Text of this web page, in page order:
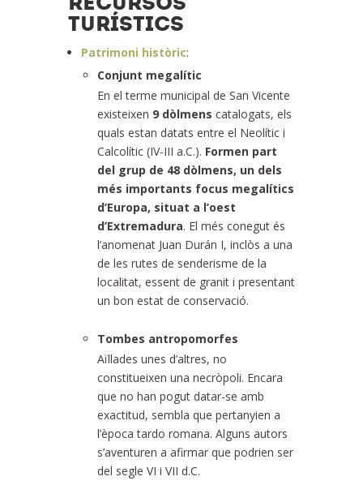
TURÍSTICS
Patrimoni històric:
Conjunt megalític
En el terme municipal de San Vicente
existeixen 9 dòlmens catalogats, els
quals estan datats entre el Neolític i
Calcolític (IV-III a.C.). Formen part
del grup de 48 dòlmens, un dels
més importants focus megalítics
d’Europa, situat a l’oest
d’Extremadura. El més conegut és
l’anomenat Juan Durán I, inclòs a una
de les rutes de senderisme de la
localitat, essent de granit i presentant
un bon estat de conservació.
Tombes antropomorfes
Aïllades unes d’altres, no
constitueixen una necròpoli. Encara
que no han pogut datar-se amb
exactitud, sembla que pertanyien a
l’època tardo romana. Alguns autors
s’aventuren a afirmar que podrien ser
del segle VI i VII d.C.